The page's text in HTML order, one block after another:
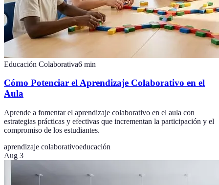
Educación Colaborativa6 min
Cómo Potenciar el Aprendizaje Colaborativo en el
Aula
Aprende a fomentar el aprendizaje colaborativo en el aula con
estrategias prácticas y efectivas que incrementan la participación y el
compromiso de los estudiantes.
aprendizaje colaborativoeducación
Aug 3